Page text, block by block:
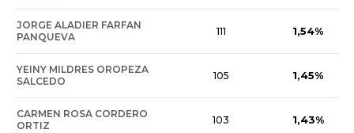
JORGE ALADIER FARFAN
PANQUEVA
111 1,54%
YEINY MILDRES OROPEZA
SALCEDO
105 1,45%
CARMEN ROSA CORDERO
ORTIZ
103 1,43%